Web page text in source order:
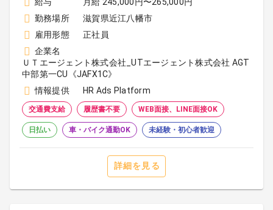
勤務場所
滋賀県近江八幡市
雇用形態
正社員
企業名
ＵＴエージェント株式会社_UTエージェント株式会社 AGT
中部第一CU《JAFX1C》
情報提供
HR Ads Platform
交通費支給 履歴書不要 WEB面接、LINE面接OK
日払い 車・バイク通勤OK 未経験・初心者歓迎
詳細を見る